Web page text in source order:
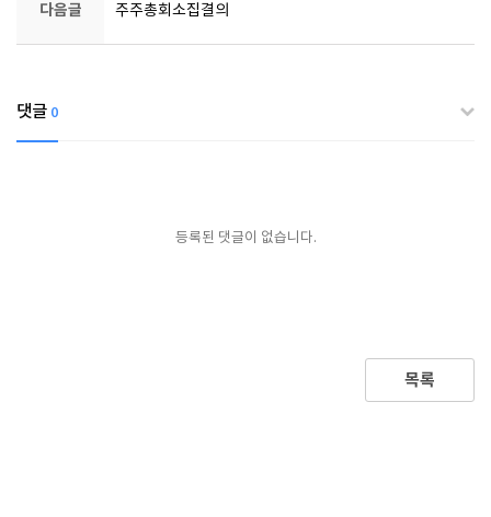
다음글 주주총회소집결의
댓글 0
등록된 댓글이 없습니다.
목록